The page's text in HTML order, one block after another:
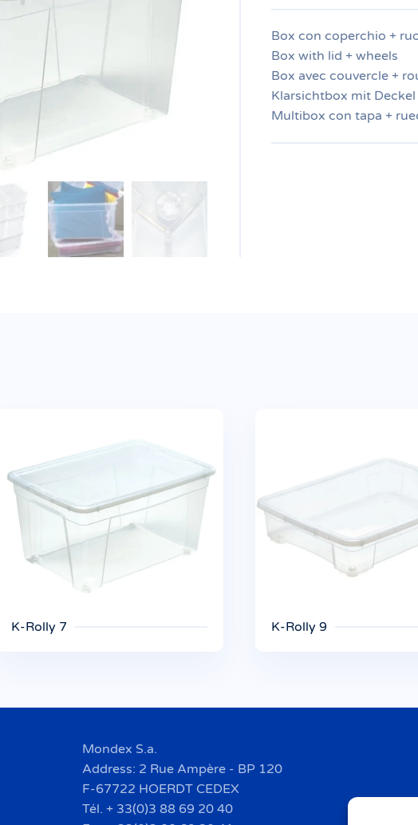
Box con coperchio +
Box with lid + wheels
Box avec couvercle +
Klarsichtbox mit Deckel
Multibox con tapa +
K-Rolly 7 K-Rolly 9
Mondex S.a.
Address: 2 Rue Ampère - BP 120
F-67722 HOERDT CEDEX
Tél. + 33(0)3 88 69 20 40